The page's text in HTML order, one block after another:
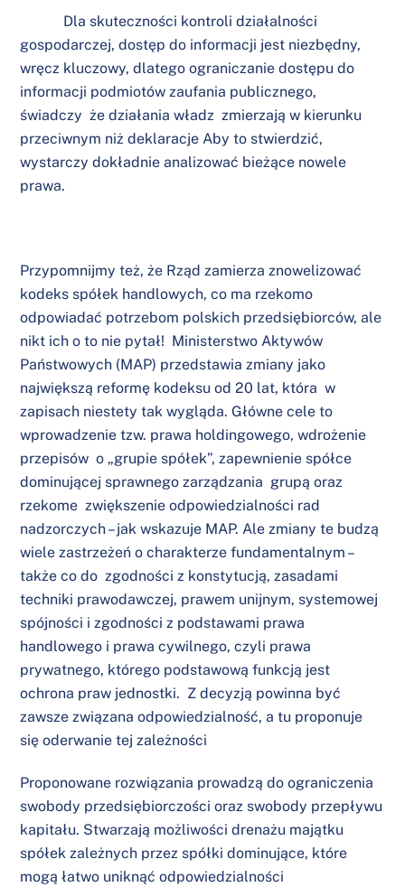
Dla skuteczności kontroli działalności
gospodarczej, dostęp do informacji jest niezbędny,
wręcz kluczowy, dlatego ograniczanie dostępu do
informacji podmiotów zaufania publicznego,
świadczy że działania władz zmierzają w kierunku
przeciwnym niż deklaracje Aby to stwierdzić,
wystarczy dokładnie analizować bieżące nowele
prawa.
Przypomnijmy też, że Rząd zamierza znowelizować
kodeks spółek handlowych, co ma rzekomo
odpowiadać potrzebom polskich przedsiębiorców, ale
nikt ich o to nie pytał! Ministerstwo Aktywów
Państwowych (MAP) przedstawia zmiany jako
największą reformę kodeksu od 20 lat, która w
zapisach niestety tak wygląda. Główne cele to
wprowadzenie tzw. prawa holdingowego, wdrożenie
przepisów o „grupie spółek”, zapewnienie spółce
dominującej sprawnego zarządzania grupą oraz
rzekome zwiększenie odpowiedzialności rad
nadzorczych – jak wskazuje MAP. Ale zmiany te budzą
wiele zastrzeżeń o charakterze fundamentalnym –
także co do zgodności z konstytucją, zasadami
techniki prawodawczej, prawem unijnym, systemowej
spójności i zgodności z podstawami prawa
handlowego i prawa cywilnego, czyli prawa
prywatnego, którego podstawową funkcją jest
ochrona praw jednostki. Z decyzją powinna być
zawsze związana odpowiedzialność, a tu proponuje
się oderwanie tej zależności
Proponowane rozwiązania prowadzą do ograniczenia
swobody przedsiębiorczości oraz swobody przepływu
kapitału. Stwarzają możliwości drenażu majątku
spółek zależnych przez spółki dominujące, które
mogą łatwo uniknąć odpowiedzialności